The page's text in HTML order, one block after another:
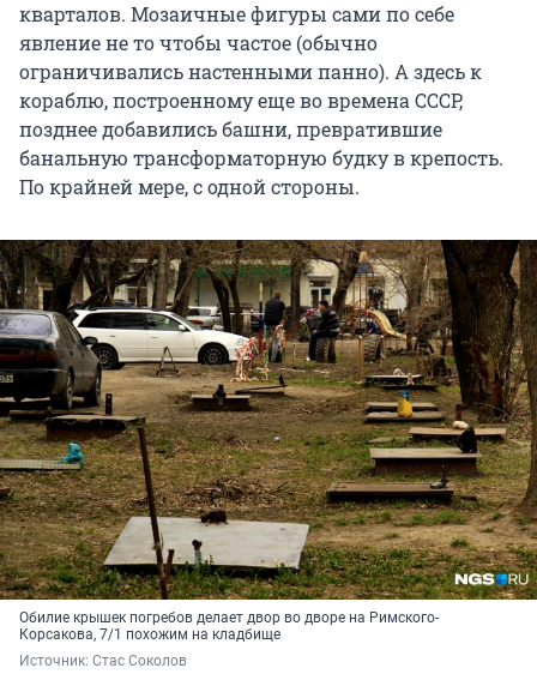
кварталов. Мозаичные фигуры сами по себе
явление не то чтобы частое (обычно
ограничивались настенными панно). А здесь к
кораблю, построенному еще во времена СССР,
позднее добавились башни, превратившие
банальную трансформаторную будку в крепость.
По крайней мере, с одной стороны.
Обилие крышек погребов делает двор во дворе на Римского-
Корсакова, 7/1 похожим на кладбище
Источник: Стас Соколов